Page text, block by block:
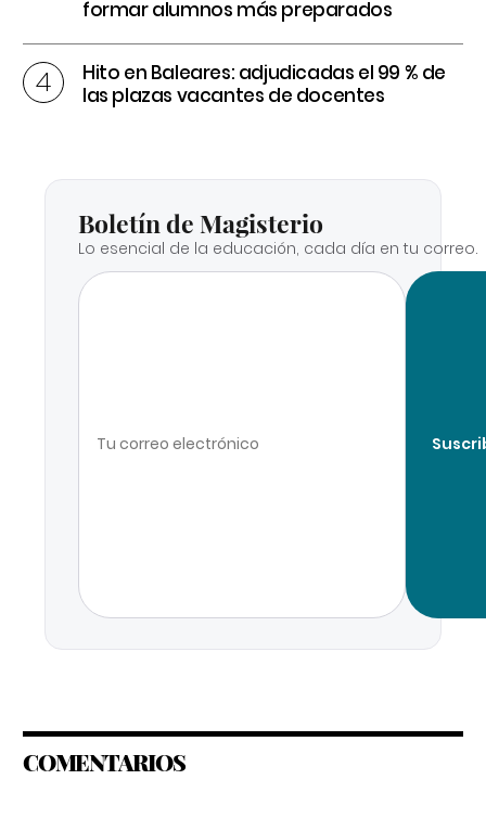
formar alumnos más preparados
Hito en Baleares: adjudicadas el 99 % de
las plazas vacantes de docentes
Boletín de Magisterio
Lo esencial de la educación, cada día en tu correo.
COMENTARIOS